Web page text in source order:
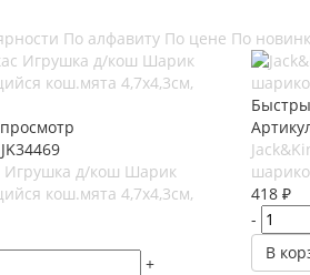
По алфавиту По цене По
Игрушка д/кош Шарик
кош.мята 4,7х4,3см,
+
418₽
-
В